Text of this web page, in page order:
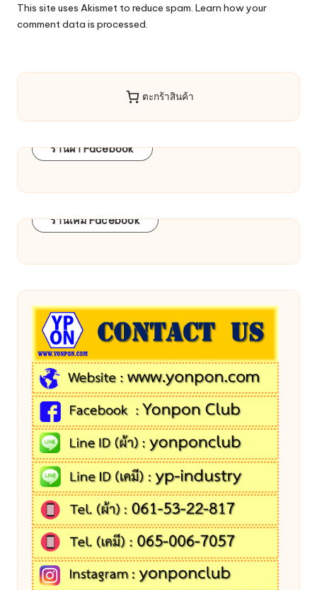
This site uses Akismet to reduce spam. Learn how your
comment data is processed.
ตะกร้าสินค้า
ร้านผ้า Facebook
ร้านเคมี Facebook